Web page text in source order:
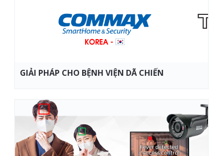
GIẢI PHÁP CHO BỆNH VIỆN DÃ CHIẾN